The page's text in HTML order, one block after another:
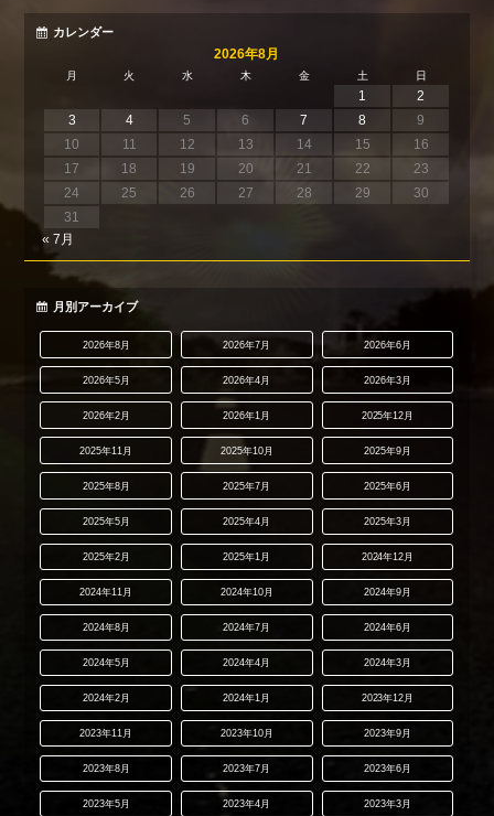
カレンダー
2026年8月
月 火 水 木 金 土 日
1
2
3
4 5 6 7 8
9
10
11 12 13 14 15
16
17
18 19 20 21 22
23
24
25 26 27 28 29
30
31
« 7月
月別アーカイブ
2026年8月 2026年7月 2026年6月
2026年5月 2026年4月 2026年3月
2026年2月 2026年1月 2025年12月
2025年11月 2025年10月 2025年9月
2025年8月 2025年7月 2025年6月
2025年5月 2025年4月 2025年3月
2025年2月 2025年1月 2024年12月
2024年11月 2024年10月 2024年9月
2024年8月 2024年7月 2024年6月
2024年5月 2024年4月 2024年3月
2024年2月 2024年1月 2023年12月
2023年11月 2023年10月 2023年9月
2023年8月 2023年7月 2023年6月
2023年5月 2023年4月 2023年3月